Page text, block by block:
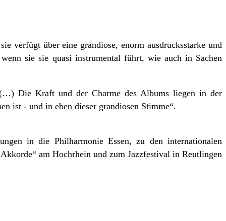
verfügt über eine grandiose, enorm ausdrucksstarke und
sie sie quasi instrumental führt, wie auch in Sachen
(…) Die Kraft und der Charme des Albums liegen in der
ist - und in eben dieser grandiosen Stimme“.
in die Philharmonie Essen, zu den internationalen
am Hochrhein und zum Jazzfestival in Reutlingen